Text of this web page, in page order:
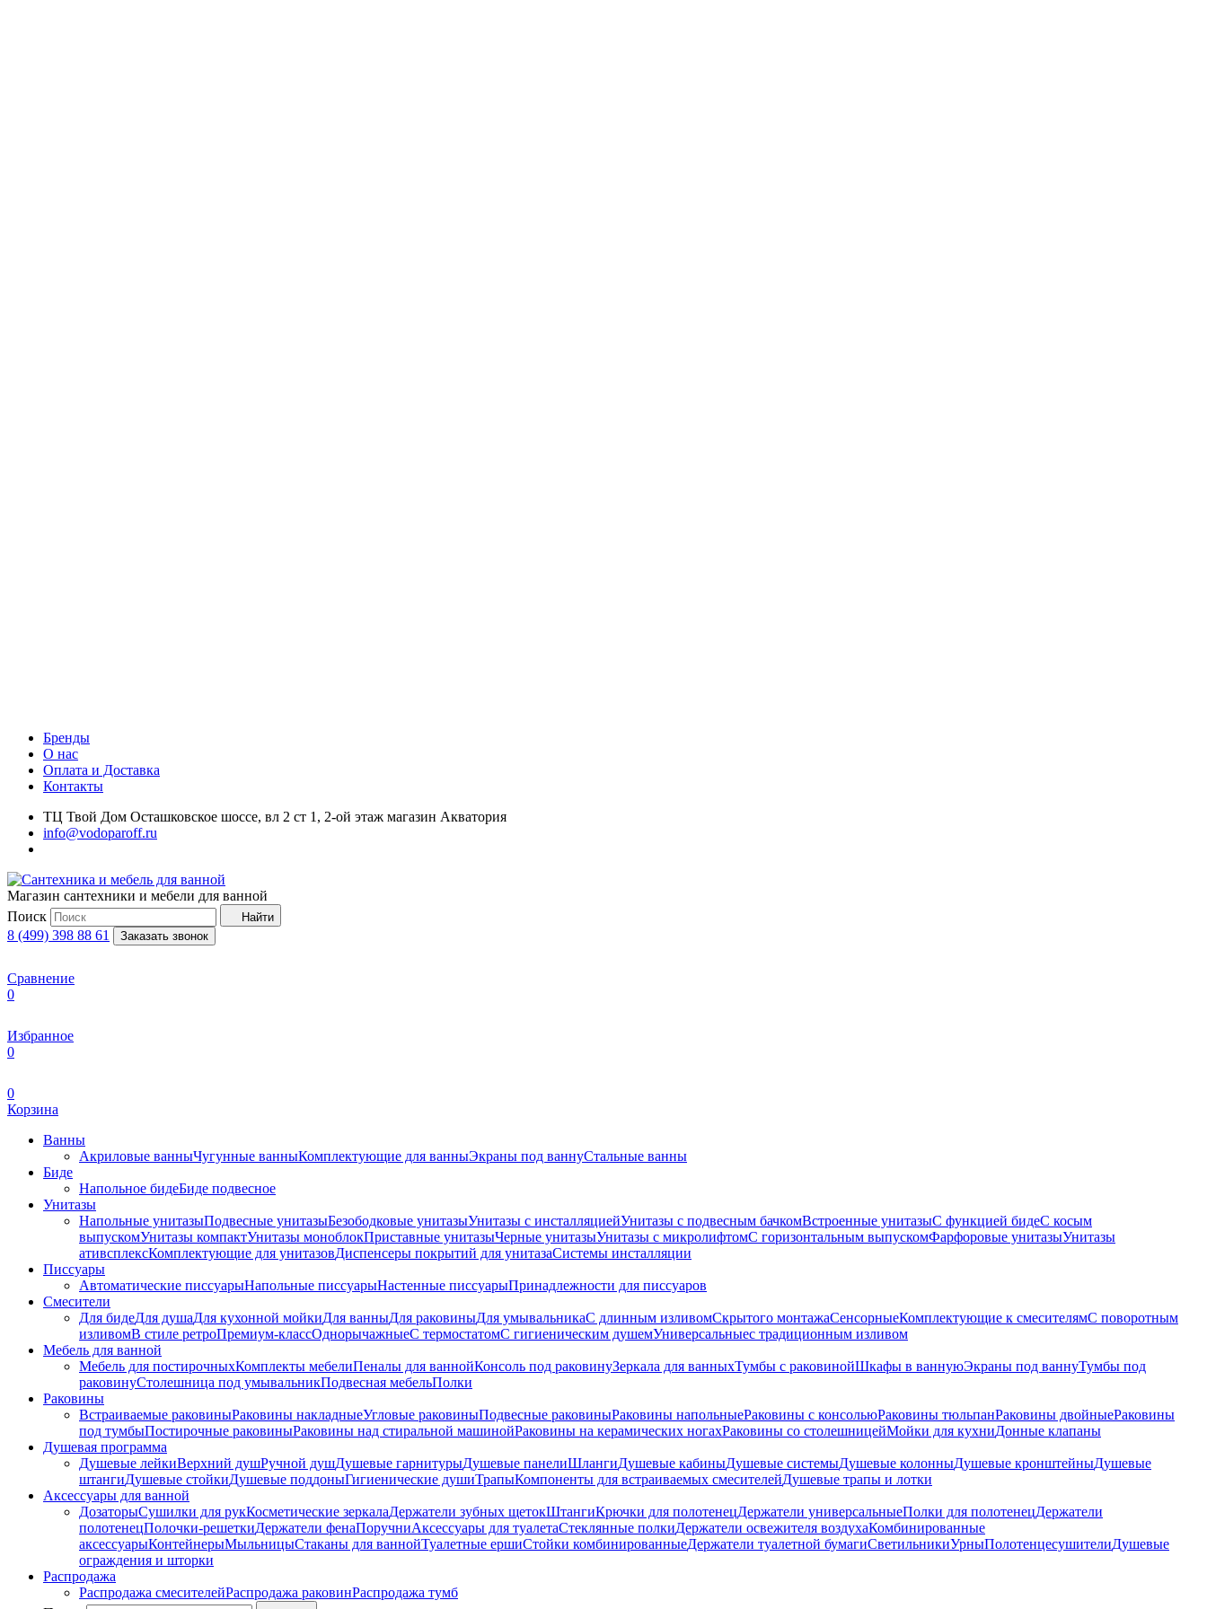
Бренды
О нас
Оплата и Доставка
Контакты
ТЦ Твой Дом Осташковское шоссе, вл 2 ст 1, 2-ой этаж магазин Акватория
info@vodoparoff.ru
Магазин сантехники и мебели для ванной
Поиск
Найти
8 (499) 398 88 61 Заказать звонок
Сравнение
0
Избранное
0
0
Корзина
Ванны
Акриловые ванныЧугунные ванныКомплектующие для ванныЭкраны под ваннуСтальные ванны
Биде
Напольное бидеБиде пoдвеснoе
Унитазы
Напольные унитазыПодвесные унитазыБезободковые унитазыУнитазы с инсталляциейУнитазы с подвесным бачкомВстроенные унитазыС функцией бидеС косым
выпускомУнитазы компактУнитазы моноблокПриставные унитазыЧерные унитазыУнитазы с микролифтомC горизонтальным выпускомФарфоровые унитазыУнитазы
ативсплексКомплектующие для унитазовДиспенсеры покрытий для унитазаСистемы инсталляции
Писсуары
Автоматические писсуарыНапольные писсуарыНастенные писсуарыПринадлежности для писсуаров
Смесители
Для бидеДля душаДля кухонной мойкиДля ванныДля раковиныДля умывальникаС длинным изливомСкрытого монтажаСенсорныеКомплектующие к смесителямС поворотным
изливомВ стиле ретроПремиум-классОднорычажныеС термостатомС гигиеническим душемУниверсальныес традиционным изливом
Мебель для ванной
Мебель для постирочныхКомплекты мебелиПеналы для ваннойКонсоль под раковинуЗеркала для ванныхТумбы с раковинойШкафы в ваннуюЭкраны под ваннуТумбы под
раковинуСтолешница под умывальникПодвесная мебельПолки
Раковины
Встраиваемые раковиныРаковины накладныеУгловые раковиныПодвесные раковиныРаковины напольныеРаковины с консольюРаковины тюльпанРаковины двойныеРаковины
под тумбыПостирочные раковиныРаковины над стиральной машинойРаковины на керамических ногахРаковины со столешницейМойки для кухниДонные клапаны
Душевая программа
Душевые лейкиВерхний душРучной душДушевые гарнитурыДушевые панелиШлангиДушевые кабиныДушевые системыДушевые колонныДушевые кронштейныДушевые
штангиДушевые стойкиДушевые поддоныГигиенические душиТрапыКомпоненты для встраиваемых смесителейДушевые трапы и лотки
Аксессуары для ванной
ДозаторыСушилки для рукКосметические зеркалаДержатели зубных щетокШтангиКрючки для полотенецДержатели универсальныеПолки для полотенецДержатели
полотенецПолочки-решеткиДержатели фенаПоручниАксессуары для туалетаСтеклянные полкиДержатели освежителя воздухаКомбинированные
аксессуарыКонтейнерыМыльницыСтаканы для ваннойТуалетные ершиСтойки комбинированныеДержатели туалетной бумагиСветильникиУрныПолотенцесушителиДушевые
ограждения и шторки
Распродажа
Распродажа смесителейРаспродажа раковинРаспродажа тумб